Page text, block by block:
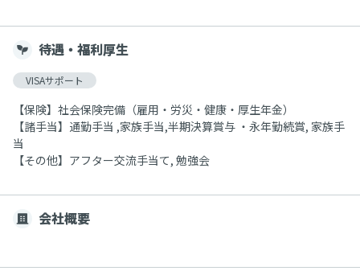
待遇・福利厚生
VISAサポート
【保険】社会保険完備（雇用・労災・健康・厚生年金）
【諸手当】通勤手当 ,家族手当,半期決算賞与 ・永年勤続賞, 家族手
当
【その他】アフター交流手当て, 勉強会
会社概要